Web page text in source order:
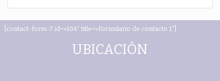
[contact-form-7 id=»104″ title=»Formulario de contacto 1″]
UBICACIÓN